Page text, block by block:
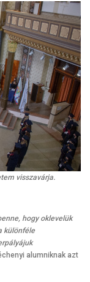
visszavárja.
hogy oklevelük
különféle
alumniknak azt